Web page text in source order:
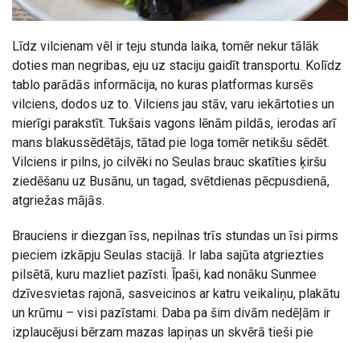
Līdz vilcienam vēl ir teju stunda laika, tomēr nekur tālāk
doties man negribas, eju uz staciju gaidīt transportu. Kolīdz
tablo parādās informācija, no kuras platformas kursēs
vilciens, dodos uz to. Vilciens jau stāv, varu iekārtoties un
mierīgi parakstīt. Tukšais vagons lēnām pildās, ierodas arī
mans blakussēdētājs, tātad pie loga tomēr netikšu sēdēt.
Vilciens ir pilns, jo cilvēki no Seulas brauc skatīties ķiršu
ziedēšanu uz Busānu, un tagad, svētdienas pēcpusdienā,
atgriežas mājās.
Brauciens ir diezgan īss, nepilnas trīs stundas un īsi pirms
pieciem izkāpju Seulas stacijā. Ir laba sajūta atgriezties
pilsētā, kuru mazliet pazīsti. Īpaši, kad nonāku Sunmee
dzīvesvietas rajonā, sasveicinos ar katru veikaliņu, plakātu
un krūmu – visi pazīstami. Daba pa šim divām nedēļām ir
izplaucējusi bērzam mazas lapiņas un skvērā tieši pie